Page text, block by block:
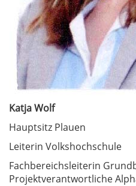
Katja Wolf
Hauptsitz Plauen
Leiterin Volkshochschule
Fachbereichsleiterin
Projektverantwortliche